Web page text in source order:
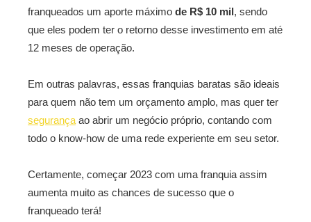
franqueados um aporte máximo de R$ 10 mil, sendo
que eles podem ter o retorno desse investimento em até
12 meses de operação.
Em outras palavras, essas franquias baratas são ideais
para quem não tem um orçamento amplo, mas quer ter
segurança ao abrir um negócio próprio, contando com
todo o know-how de uma rede experiente em seu setor.
Certamente, começar 2023 com uma franquia assim
aumenta muito as chances de sucesso que o
franqueado terá!